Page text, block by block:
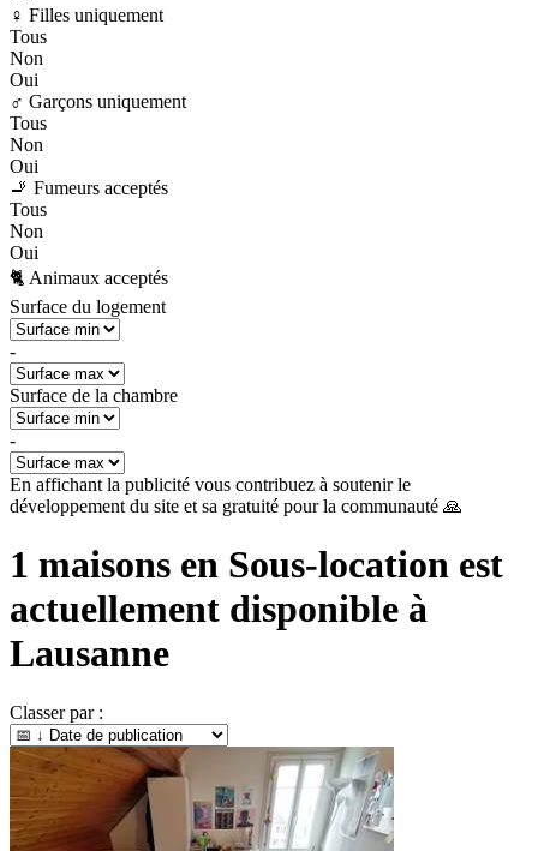
♀️ Filles uniquement
Tous
Non
Oui
♂️ Garçons uniquement
Tous
Non
Oui
🚬 Fumeurs acceptés
Tous
Non
Oui
🐈 Animaux acceptés
Surface du logement
-
Surface de la chambre
-
En affichant la publicité vous contribuez à soutenir le
développement du site et sa gratuité pour la communauté 🙏
1 maisons en Sous-location est
actuellement disponible à
Lausanne
Classer par :